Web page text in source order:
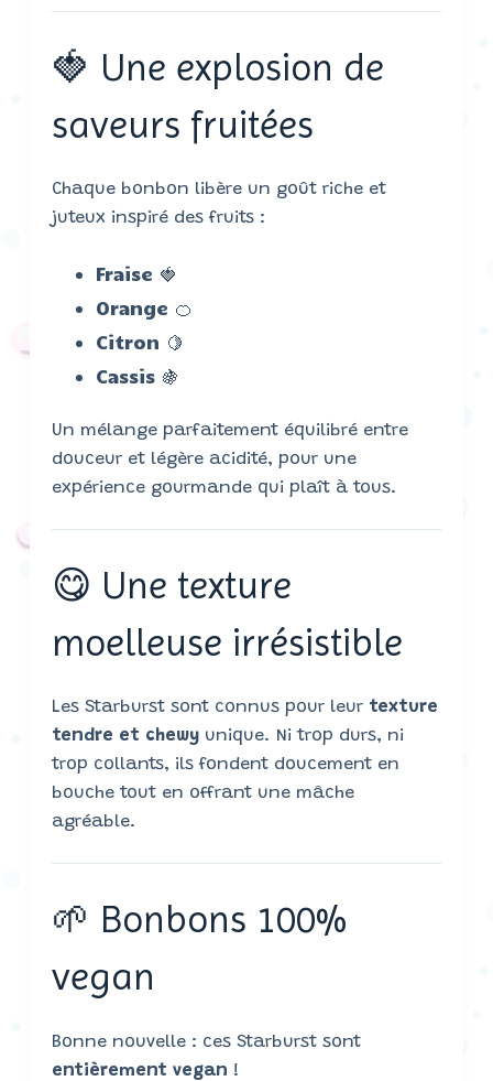
🍓 Une explosion de
saveurs fruitées
Chaque bonbon libère un goût riche et
juteux inspiré des fruits :
Fraise 🍓
Orange 🍊
Citron 🍋
Cassis 🍇
Un mélange parfaitement équilibré entre
douceur et légère acidité, pour une
expérience gourmande qui plaît à tous.
😋 Une texture
moelleuse irrésistible
Les Starburst sont connus pour leur texture
tendre et chewyunique. Ni trop durs, ni
trop collants, ils fondent doucement en
bouche tout en offrant une mâche
agréable.
🌱 Bonbons 100%
vegan
Bonne nouvelle : ces Starburst sont
entièrement vegan !